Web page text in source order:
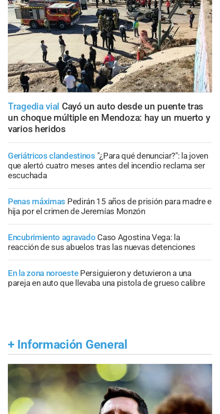
Tragedia vial Cayó un auto desde un puente tras
un choque múltiple en Mendoza: hay un muerto y
varios heridos
Geriátricos clandestinos "¿Para qué denunciar?": la joven
que alertó cuatro meses antes del incendio reclama ser
escuchada
Penas máximas Pedirán 15 años de prisión para madre e
hija por el crimen de Jeremías Monzón
Encubrimiento agravado Caso Agostina Vega: la
reacción de sus abuelos tras las nuevas detenciones
En la zona noroeste Persiguieron y detuvieron a una
pareja en auto que llevaba una pistola de grueso calibre
+ Información General